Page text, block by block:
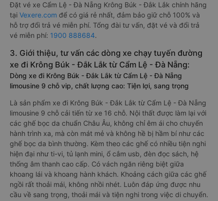
Đặt vé xe Cẩm Lệ - Đà Nẵng Krông Búk - Đắk Lắk chính hãng
tại Vexere.com để có giá rẻ nhất, đảm bảo giữ chỗ 100% và
hỗ trợ đổi trả vé miễn phí. Tổng đài tư vấn, đặt vé và đổi trả
vé miễn phí: 1900 888684.
3. Giới thiệu, tư vấn các dòng xe chạy tuyến đường
xe đi Krông Búk - Đắk Lắk từ Cẩm Lệ - Đà Nẵng:
Dòng xe đi Krông Búk - Đắk Lắk từ Cẩm Lệ - Đà Nẵng
limousine 9 chỗ vip, chất lượng cao: Tiện lợi, sang trọng
Là sản phẩm xe đi Krông Búk - Đắk Lắk từ Cẩm Lệ - Đà Nẵng
limousine 9 chỗ cải tiến từ xe 16 chỗ. Nội thất được làm lại với
các ghế bọc da chuẩn Châu Âu, không chỉ êm ái cho chuyến
hành trình xa, mà còn mát mẻ và không hề bị hầm bí như các
ghế bọc da bình thường. Kèm theo các ghế có nhiều tiện nghi
hiện đại như ti-vi, tủ lạnh mini, ổ cắm usb, đèn đọc sách, hệ
thống âm thanh cao cấp. Có vách ngăn riêng biệt giữa
khoang lái và khoang hành khách. Khoảng cách giữa các ghế
ngồi rất thoải mái, không nhồi nhét. Luôn đáp ứng được nhu
cầu về sang trọng, thoải mái và tiện nghi trong việc di chuyển.